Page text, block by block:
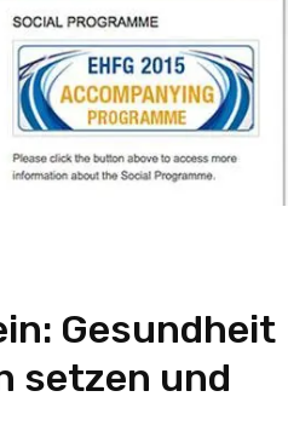
Gesundheit
setzen und